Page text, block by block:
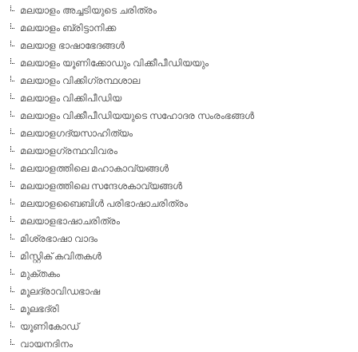
മലയാളം അച്ചടിയുടെ ചരിത്രം
മലയാളം ബ്രിട്ടാനിക്ക
മലയാള ഭാഷാഭേദങ്ങള്‍
മലയാളം യൂണിക്കോഡും വിക്കീപീഡിയയും
മലയാളം വിക്കിഗ്രന്ഥശാല
മലയാളം വിക്കിപീഡിയ
മലയാളം വിക്കീപീഡിയയുടെ സഹോദര സംരംഭങ്ങള്‍
മലയാളഗദ്യസാഹിത്യം
മലയാളഗ്രന്ഥവിവരം
മലയാളത്തിലെ മഹാകാവ്യങ്ങള്‍
മലയാളത്തിലെ സന്ദേശകാവ്യങ്ങള്‍
മലയാളബൈബിള്‍ പരിഭാഷാചരിത്രം
മലയാളഭാഷാചരിത്രം
മിശ്രഭാഷാ വാദം
മിസ്റ്റിക് കവിതകള്‍
മുക്തകം
മൂലദ്രാവിഡഭാഷ
മൂലഭദ്രി
യൂണികോഡ്
വായനദിനം